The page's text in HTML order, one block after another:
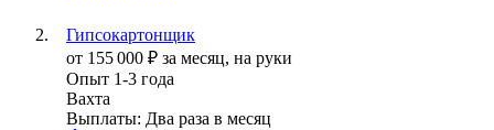
Гипсокартонщик
от 155 000 ₽ за месяц, на руки
Опыт 1-3 года
Вахта
Выплаты: Два раза в месяц